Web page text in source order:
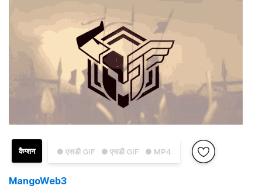
● एसडी GIF ● एचडी GIF ● MP4
कैप्शन
MangoWeb3